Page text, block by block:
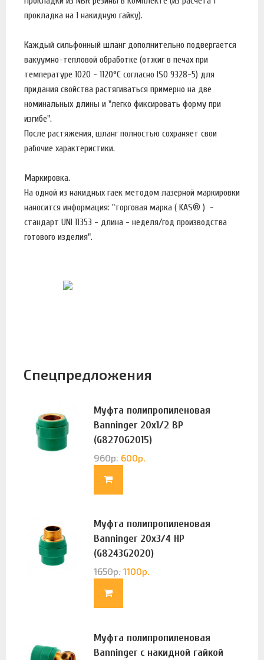
прокладка на 1 накидную гайку).
Каждый сильфонный шланг дополнительно подвергается
вакуумно-тепловой обработке (отжиг в печах при
температуре 1020 - 1120°C согласно ISO 9328-5) для
придания свойства растягиваться примерно на две
номинальных длины и "легко фиксировать форму при
изгибе".
После растяжения, шланг полностью сохраняет свои
рабочие характеристики.
Маркировка.
На одной из накидных гаек методом лазерной маркировки
наносится информация: "торговая марка ( KAS® ) -
стандарт UNI 11353 - длина - неделя/год производства
готового изделия".
Спецпредложения
Муфта полипропиленовая
Banninger 20х1/2 ВР
(G8270G2015)
960р. 600р.
Муфта полипропиленовая
Banninger 20х3/4 НР
(G8243G2020)
1650р. 1100р.
Муфта полипропиленовая
Banninger с накидной гайкой